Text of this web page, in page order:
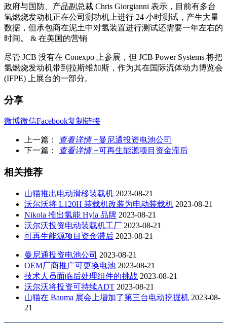
政府与国防、产品副总裁 Chris Giorgianni 表示，目前有多台
氢燃烧发动机正在公司测功机上进行 24 小时测试，产生大量
数据，但承包商在泥土中对氢装置进行测试还需要一年左右的
时间。 & 在美国的营销
尽管 JCB 没有在 Conexpo 上参展，但 JCB Power Systems 将把
氢燃烧发动机带到拉斯维加斯，作为其在国际流体动力博览会
(IFPE) 上展台的一部分。
分享
微博微信Facebook复制链接
上一篇： 查看详情 +曼尼通投资电池公司
下一篇：
查看详情 +可再生能源项目资金滞后
相关推荐
山猫推出电动滑移装载机 2023-08-21
沃尔沃将 L120H 装载机改装为电动装载机 2023-08-21
Nikola 推出氢能 Hyla 品牌 2023-08-21
沃尔沃投资电动装载机工厂 2023-08-21
可再生能源项目资金滞后 2023-08-21
曼尼通投资电池公司 2023-08-21
OEM厂商推广可更换电池 2023-08-21
技术人员面临后处理组件的挑战 2023-08-21
沃尔沃将投资可持续ADT 2023-08-21
山猫在 Bauma 展会上增加了第三台电动挖掘机 2023-08-
21